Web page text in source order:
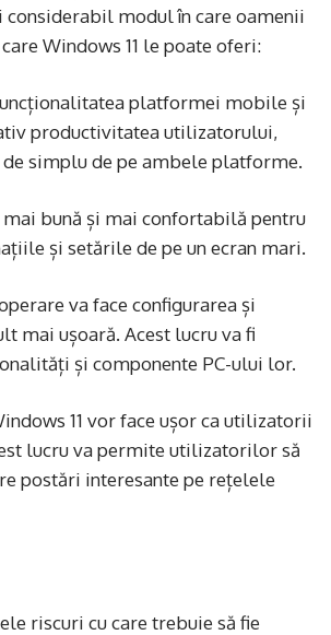
considerabil modul în care oamenii
Windows 11 le poate oferi:
platformei mobile și
productivitatea utilizatorului,
simplu de pe ambele platforme.
mai bună și mai confortabilă pentru
și setările de pe un ecran mari.
va face configurarea și
mai ușoară. Acest lucru va fi
și componente PC-ului lor.
11 vor face ușor ca utilizatorii
lucru va permite utilizatorilor să
postări interesante pe rețelele
riscuri cu care trebuie să fie